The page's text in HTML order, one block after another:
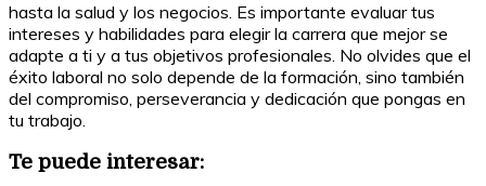
hasta la salud y los negocios. Es importante evaluar tus
intereses y habilidades para elegir la carrera que mejor se
adapte a ti y a tus objetivos profesionales. No olvides que el
éxito laboral no solo depende de la formación, sino también
del compromiso, perseverancia y dedicación que pongas en
tu trabajo.
Te puede interesar: